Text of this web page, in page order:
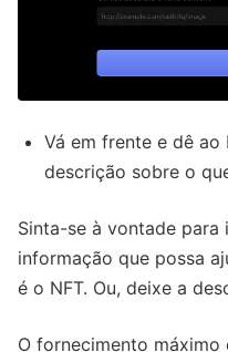
Vá em frente e dê ao
descrição sobre o
Sinta-se à vontade para
informação que possa
é o NFT. Ou, deixe a
O fornecimento